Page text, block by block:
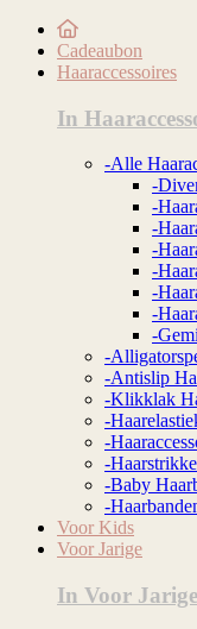
Cadeaubon
Haaraccessoires
In
-Alle
-
-
-
-
-
-
-
-
-
-Antislip
-Klikklak
-
-
-
-Baby
-
Voor Kids
Voor Jarige
In Voor Jarige